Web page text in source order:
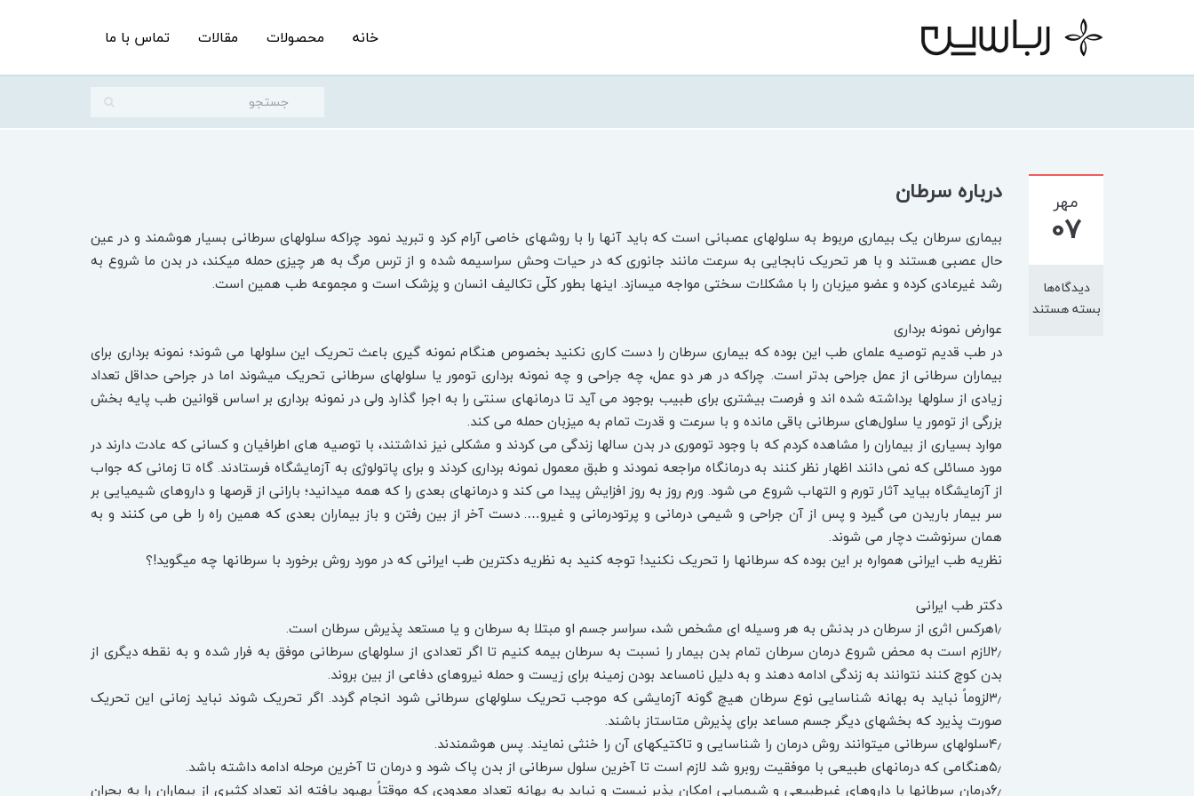
خانه محصولات مقالات تماس با ما
مهر
07
دیدگاه‌ها
بسته هستند
درباره سرطان
بیماری سرطان یک بیماری مربوط به سلول‏های عصبانی است که باید آن‏ها را با روش‏های خاصی آرام کرد و تبرید نمود چراکه سلول‏های سرطانی بسیار هوشمند و در عین
حال عصبی هستند و با هر تحریک نابجایی به سرعت مانند جانوری که در حیات وحش سراسیمه شده و از ترس مرگ به هر چیزی حمله می‏کند، در بدن ما شروع به
رشد غیرعادی کرده و عضو میزبان را با مشکلات سختی مواجه می‏سازد. این‏ها بطور کلّی تکالیف انسان و پزشک است و مجموعه طب همین است.
عوارض نمونه برداری
در طب قدیم توصیه علمای طب این بوده که بیماری سرطان را دست کاری نکنید بخصوص هنگام نمونه‏ گیری باعث تحریک این سلول‏ها می‏ شوند؛ نمونه ‏برداری برای
بیماران سرطانی از عمل جراحی بدتر است. چراکه در هر دو عمل، چه جراحی و چه نمونه ‏برداری تومور یا سلول‏های سرطانی تحریک می‏شوند اما در جراحی حداقل تعداد
زیادی از سلول‏ها برداشته شده ‏اند و فرصت بیشتری برای طبیب بوجود می ‏آید تا درمان‏های سنتی را به اجرا گذارد ولی در نمونه ‏برداری بر اساس قوانین طب پایه بخش
بزرگی از تومور یا سلول‌های سرطانی باقی مانده و با سرعت و قدرت تمام به میزبان حمله می‏ کند.
موارد بسیاری از بیماران را مشاهده کردم که با وجود توموری در بدن سال‏ها زندگی می‏ کردند و مشکلی نیز نداشتند، با توصیه ‏های اطرافیان و کسانی که عادت دارند در
مورد مسائلی که نمی‏ دانند اظهار نظر کنند به درمانگاه مراجعه نمودند و طبق معمول نمونه‏ برداری کردند و برای پاتولوژی به آزمایشگاه فرستادند. گاه تا زمانی که جواب
از آزمایشگاه بیاید آثار تورم و التهاب شروع می ‏شود. ورم روز به روز افزایش پیدا می‏ کند و درمان‏های بعدی را که همه می‏دانید؛ بارانی از قرص‏ها و داروهای شیمیایی بر
سر بیمار باریدن می ‏گیرد و پس از آن جراحی و شیمی‏ درمانی و پرتودرمانی و غیرو…. دست آخر از بین رفتن و باز بیماران بعدی که همین راه را طی می‏ کنند و به
همان سرنوشت دچار می‏ شوند.
نظریه طب ایرانی همواره بر این بوده که سرطان‏ها را تحریک نکنید! توجه کنید به نظریه دکترین طب‏ ایرانی که در مورد روش برخورد با سرطان‏ها چه می‏گوید!؟
دکتر طب ایرانی
۱٫هرکس اثری از سرطان در بدنش به هر وسیله‏ ای مشخص شد، سراسر جسم او مبتلا به سرطان و یا مستعد پذیرش سرطان است.
۲٫لازم است به محض شروع درمان سرطان تمام بدن بیمار را نسبت به سرطان بیمه کنیم تا اگر تعدادی از سلول‏های سرطانی موفق به فرار شده و به نقطه دیگری از
بدن کوچ کنند نتوانند به زندگی ادامه دهند و به دلیل نامساعد بودن زمینه برای زیست و حمله نیروهای دفاعی از بین بروند.
۳٫لزوماً نباید به بهانه شناسایی نوع سرطان هیچ گونه آزمایشی که موجب تحریک سلول‏های سرطانی شود انجام گردد. اگر تحریک شوند نباید زمانی این تحریک
صورت پذیرد که بخش‏های دیگر جسم مساعد برای پذیرش متاستاز باشند.
۴٫سلول‏های سرطانی می‏توانند روش درمان را شناسایی و تاکتیک‏های آن را خنثی نمایند. پس هوشمندند.
۵٫هنگامی که درمان‏های طبیعی با موفقیت روبرو شد لازم است تا آخرین سلول سرطانی از بدن پاک شود و درمان تا آخرین مرحله ادامه داشته باشد.
۶٫درمان سرطان‏ها با داروهای غیرطبیعی و شیمیایی امکان پذیر نیست و نباید به بهانه تعداد معدودی که موقتاً بهبود یافته‏ اند تعداد کثیری از بیماران را به بحران